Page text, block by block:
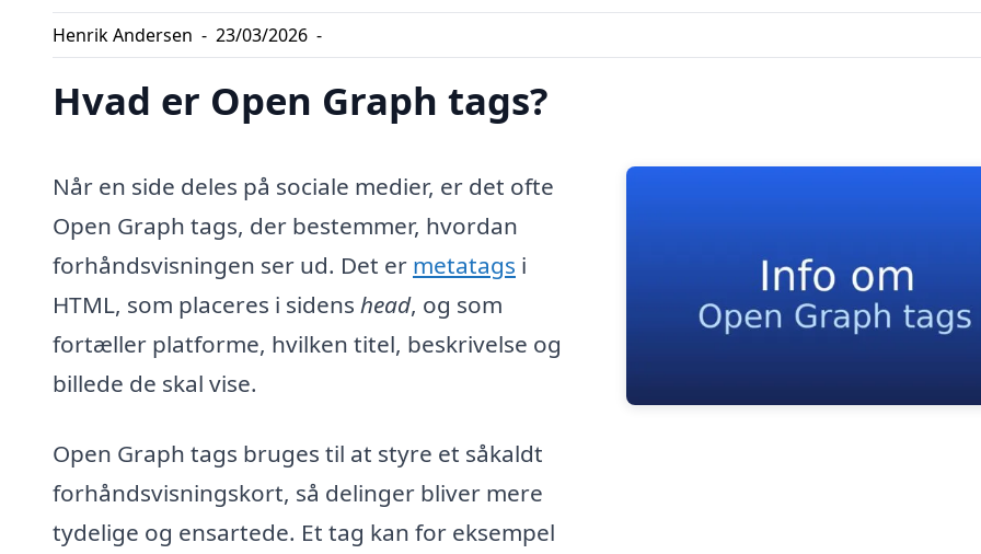
Henrik Andersen - 23/03/2026 -
Hvad er Open Graph tags?
Når en side deles på sociale medier, er det ofte
Open Graph tags, der bestemmer, hvordan
forhåndsvisningen ser ud. Det er metatags i
HTML, som placeres i sidens head, og som
fortæller platforme, hvilken titel, beskrivelse og
billede de skal vise.
Open Graph tags bruges til at styre et såkaldt
forhåndsvisningskort, så delinger bliver mere
tydelige og ensartede. Et tag kan for eksempel